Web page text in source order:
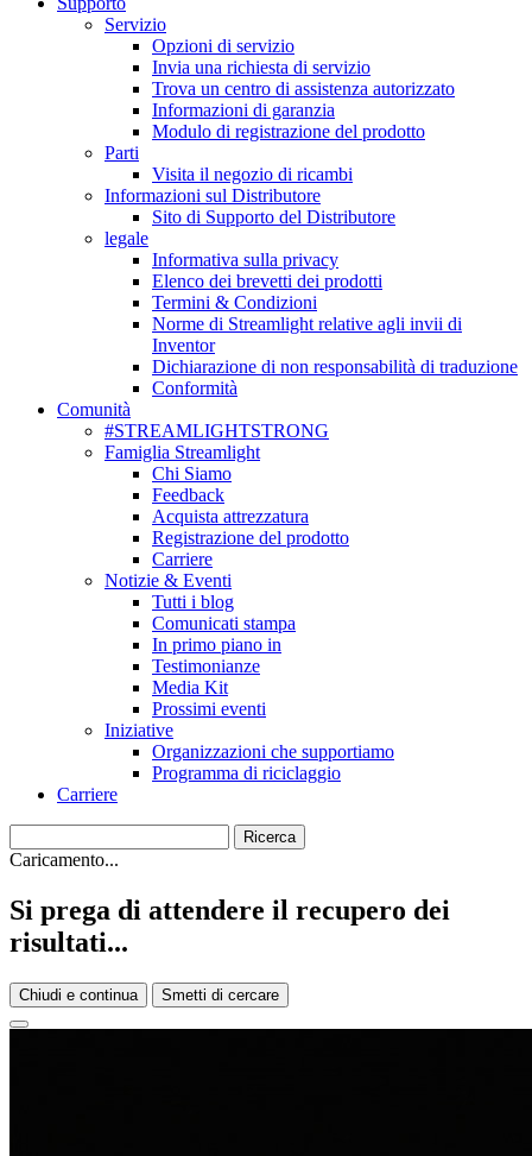
Servizio
Opzioni di servizio
Invia una richiesta di servizio
Trova un centro di assistenza autorizzato
Informazioni di garanzia
Modulo di registrazione del prodotto
Parti
Visita il negozio di ricambi
Informazioni sul Distributore
Sito di Supporto del Distributore
legale
Informativa sulla privacy
Elenco dei brevetti dei prodotti
Termini & Condizioni
Norme di Streamlight relative agli invii di
Inventor
Dichiarazione di non responsabilità di traduzione
Conformità
Comunità
#STREAMLIGHTSTRONG
Famiglia Streamlight
Chi Siamo
Feedback
Acquista attrezzatura
Registrazione del prodotto
Carriere
Notizie & Eventi
Tutti i blog
Comunicati stampa
In primo piano in
Testimonianze
Media Kit
Prossimi eventi
Iniziative
Organizzazioni che supportiamo
Programma di riciclaggio
Carriere
Caricamento...
Si prega di attendere il recupero dei
risultati...
Chiudi e continua Smetti di cercare